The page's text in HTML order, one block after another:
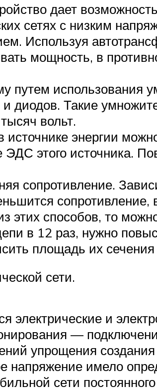
дает
сетях с низким
Используя
мощность, в
путем использования
диодов. Такие
вольт.
энергии
ЭДС этого источника.
сопротивление.
сопротивление,
способов, то
в 12 раз, нужно
площадь их сечения
сети.
электрические и
—
упрощения
напряжение имело
сети постоянного